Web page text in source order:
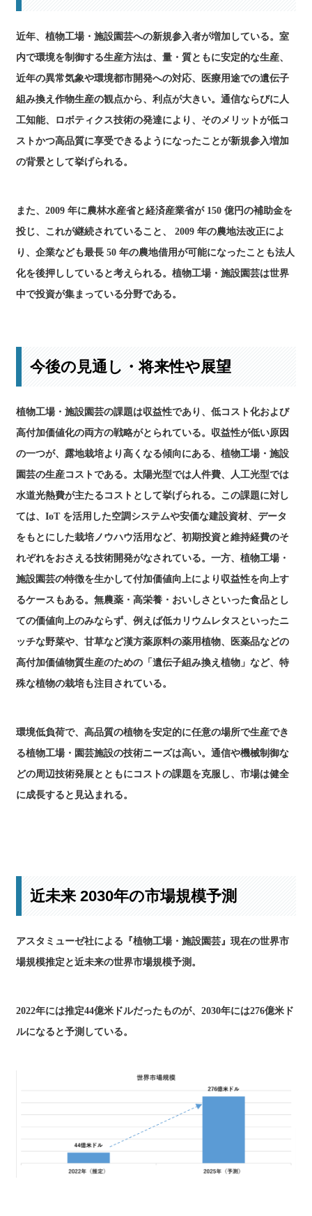
近年、植物工場・施設園芸への新規参入者が増加している。室
内で環境を制御する生産方法は、量・質ともに安定的な生産、
近年の異常気象や環境都市開発への対応、医療用途での遺伝子
組み換え作物生産の観点から、利点が大きい。通信ならびに人
工知能、ロボティクス技術の発達により、そのメリットが低コ
ストかつ高品質に享受できるようになったことが新規参入増加
の背景として挙げられる。
また、2009 年に農林水産省と経済産業省が 150 億円の補助金を
投じ、これが継続されていること、 2009 年の農地法改正によ
り、企業なども最長 50 年の農地借用が可能になったことも法人
化を後押ししていると考えられる。植物工場・施設園芸は世界
中で投資が集まっている分野である。
今後の見通し・将来性や展望
植物工場・施設園芸の課題は収益性であり、低コスト化および
高付加価値化の両方の戦略がとられている。収益性が低い原因
の一つが、露地栽培より高くなる傾向にある、植物工場・施設
園芸の生産コストである。太陽光型では人件費、人工光型では
水道光熱費が主たるコストとして挙げられる。この課題に対し
ては、IoT を活用した空調システムや安価な建設資材、データ
をもとにした栽培ノウハウ活用など、初期投資と維持経費のそ
れぞれをおさえる技術開発がなされている。一方、植物工場・
施設園芸の特徴を生かして付加価値向上により収益性を向上す
るケースもある。無農薬・高栄養・おいしさといった食品とし
ての価値向上のみならず、例えば低カリウムレタスといったニ
ッチな野菜や、甘草など漢方薬原料の薬用植物、医薬品などの
高付加価値物質生産のための「遺伝子組み換え植物」など、特
殊な植物の栽培も注目されている。
環境低負荷で、高品質の植物を安定的に任意の場所で生産でき
る植物工場・園芸施設の技術ニーズは高い。通信や機械制御な
どの周辺技術発展とともにコストの課題を克服し、市場は健全
に成長すると見込まれる。
近未来 2030年の市場規模予測
アスタミューゼ社による『植物工場・施設園芸』現在の世界市
場規模推定と近未来の世界市場規模予測。
2022年には推定44億米ドルだったものが、2030年には276億米ド
ルになると予測している。